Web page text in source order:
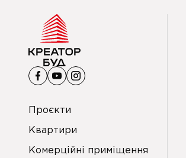
Проєкти
Квартири
Комерційні приміщення